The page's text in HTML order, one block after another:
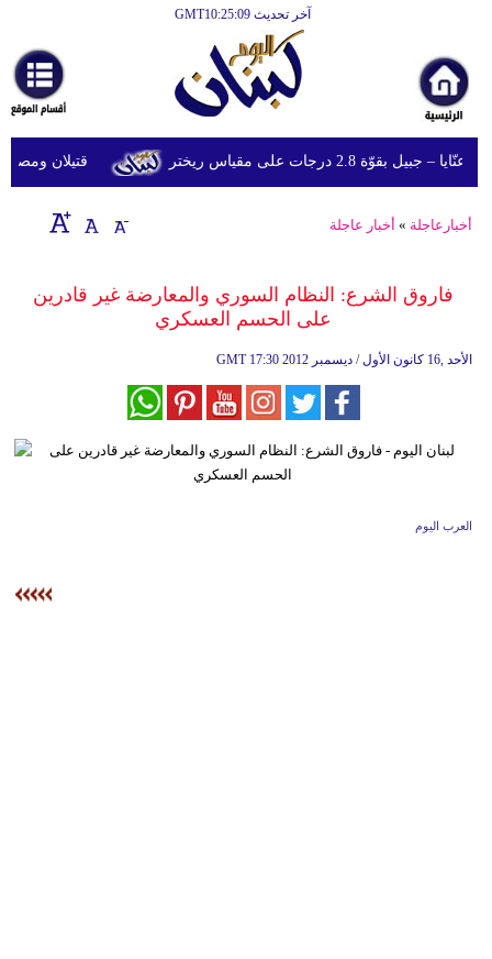
آخر تحديث GMT10:25:09
أخبارعاجلة
رياضة
ثقافة
إقتصاد
وموسيقى
أخبار
قتيلان ومصابون جراء 14 غارة إسرائيلية على 2.8 درجات على مقياس ريختر
أخبارعاجلة » أخبار عاجلة
فاروق الشرع: النظام السوري والمعارضة غير قادرين
على الحسم العسكري
GMT 17:30 2012 الأحد ,16 كانون الأول / ديسمبر
العرب اليوم